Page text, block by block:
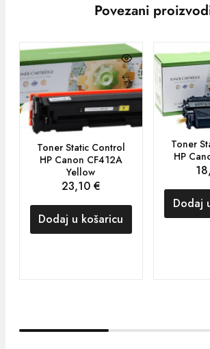
Povezani
Toner Static Control
HP Canon CF412A
Yellow
23,10 €
Dodaj u košaricu
Toner
HP
Dodaj